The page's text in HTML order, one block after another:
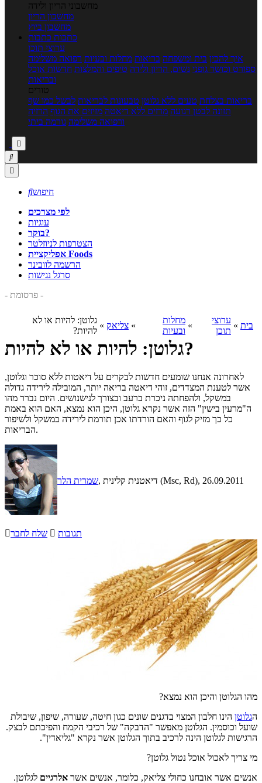
מחשבוני הריון ולידה
מחשבון הריון
מחשבון ביוץ
כתבות כתבות
ערוצי תוכן
איך להכין בית ומשפחה בריאות מחלות ובעיות רפואה משלימה
ספורט וכושר גופני נשים, הריון ולידה טיפים והמלצות חדשות אוכל
ובריאות
טורים
בריאות בצלחת טעים ללא גלוטן טבעונות לבריאות לבשל כמו שף
תזונה לבטן רגועה מרזים ללא דיאטה מזיזים את הגוף הרזיה
ורפואה משלימה גורמה ביתי



חיפוש
לפי מצרכים
עוגיות
בוקר?
הצטרפות לניוזלטר
אפליקציית Foods
הרשמה לוובינר
סרגל נגישות
- פרסומת -
בית »
ערוצי
תוכן
»
מחלות
ובעיות
» צליאק »
גלוטן: להיות או לא
להיות?
גלוטן: להיות או לא להיות?
לאחרונה אנחנו שומעים חדשות לבקרים על דיאטות ללא סוכר וגלוטן,
אשר לטענת המצדדים, זוהי דיאטה בריאה יותר, המובילה לירידה גדולה
במשקל, ולהפחתה ניכרת ברעב ובצורך לנישנושים. היום נברר מהו
ה"מרעין בישין" הזה אשר נקרא גלוטן, היכן הוא נמצא, האם הוא באמת
כל כך מזיק לגוף והאם הורדתו אכן תורמת לירידה במשקל ולשיפור
הבריאות.
שמרית הלר , דיאטנית קלינית (Msc, Rd), 26.09.2011
שלח לחבר  תגובות
מהו הגלוטן והיכן הוא נמצא?
הגלוטן הינו חלבון המצוי בדגנים שונים כגון חיטה, שעורה, שיפון, שיבולת
שועל וכוסמין. הגלוטן מאפשר "הדבקה" של רכיבי הקמח והפיכתם לבצק.
הרגישות לגלוטן הינה לרכיב בתוך הגלוטן אשר נקרא "גליאדין".
מי צריך לאכול אוכל נטול גלוטן?
אנשים אשר אובחנו כחולי צליאק, כלומר, אנשים אשר אלרגיים לגלוטן.